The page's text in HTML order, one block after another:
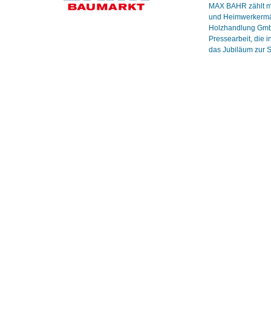
MAX BAHR zählt
und
Holzhandlung
Pressearbeit, die
das Jubiläum zur